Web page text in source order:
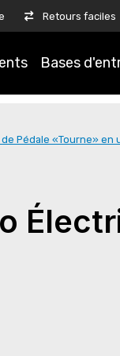
Retours faciles
Bases
Pédale «Tourne» en